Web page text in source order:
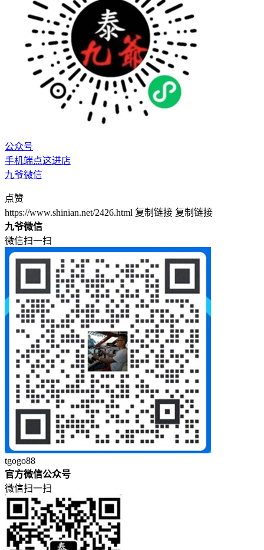
公众号
手机端点这进店
九爷微信
点赞
https://www.shinian.net/2426.html 复制链接 复制链接
九爷微信
微信扫一扫
tgogo88
官方微信公众号
微信扫一扫